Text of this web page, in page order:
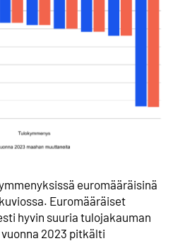
euromääräisinä
Euromääräiset
hyvin suuria tulojakauman
2023 pitkälti